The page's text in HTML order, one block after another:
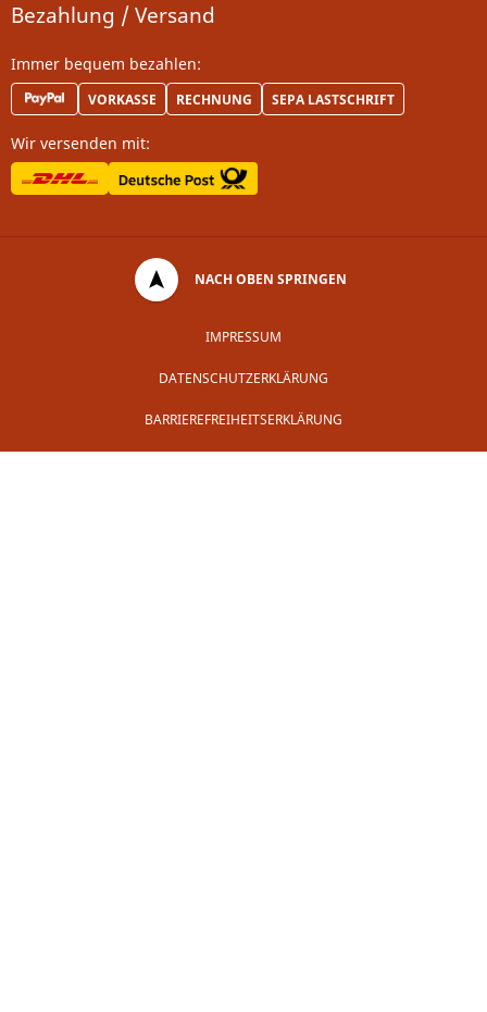
Bezahlung / Versand
Immer bequem bezahlen:
VORKASSE RECHNUNG SEPA LASTSCHRIFT
Wir versenden mit:
NACH OBEN SPRINGEN
IMPRESSUM
DATENSCHUTZERKLÄRUNG
BARRIEREFREIHEITSERKLÄRUNG